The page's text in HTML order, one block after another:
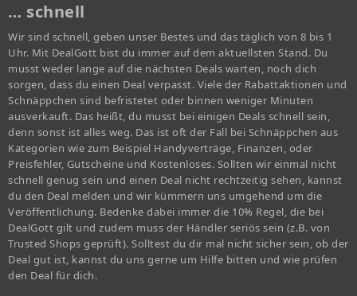
… schnell
Wir sind schnell, geben unser Bestes und das täglich von 8 bis 1
Uhr. Mit DealGott bist du immer auf dem aktuellsten Stand. Du
musst weder lange auf die nächsten Deals warten, noch dich
sorgen, dass du einen Deal verpasst. Viele der Rabattaktionen und
Schnäppchen sind befristetet oder binnen weniger Minuten
ausverkauft. Das heißt, du musst bei einigen Deals schnell sein,
denn sonst ist alles weg. Das ist oft der Fall bei Schnäppchen aus
Kategorien wie zum Beispiel Handyverträge, Finanzen, oder
Preisfehler, Gutscheine und Kostenloses. Sollten wir einmal nicht
schnell genug sein und einen Deal nicht rechtzeitig sehen, kannst
du den Deal melden und wir kümmern uns umgehend um die
Veröffentlichung. Bedenke dabei immer die 10% Regel, die bei
DealGott gilt und zudem muss der Händler seriös sein (z.B. von
Trusted Shops geprüft). Solltest du dir mal nicht sicher sein, ob der
Deal gut ist, kannst du uns gerne um Hilfe bitten und wie prüfen
den Deal für dich.